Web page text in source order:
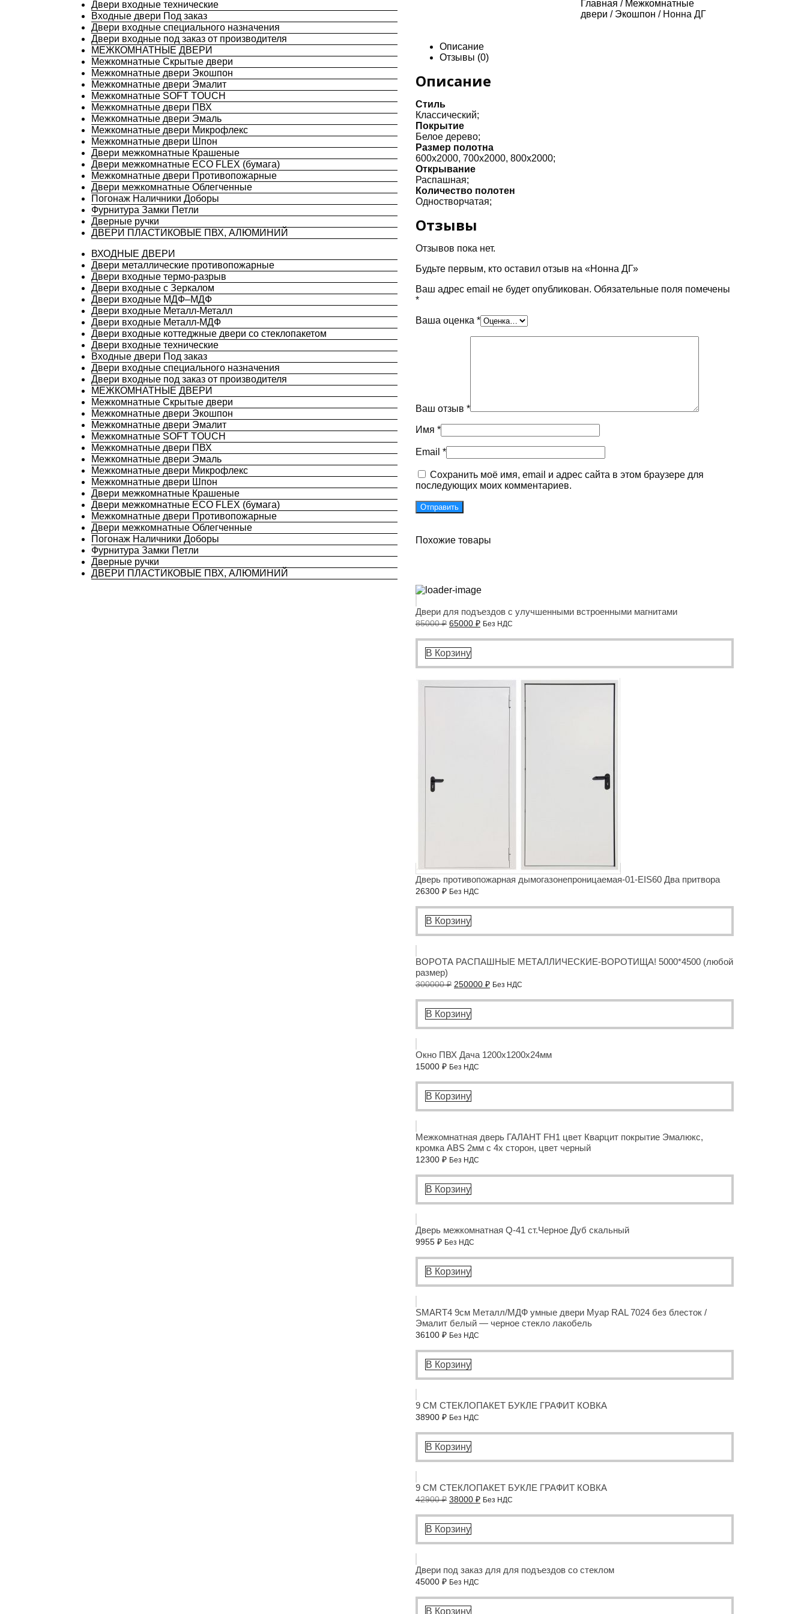
Двери входные технические
Входные двери Под заказ
Двери входные специального назначения
Двери входные под заказ от производителя
МЕЖКОМНАТНЫЕ ДВЕРИ
Межкомнатные Скрытые двери
Межкомнатные двери Экошпон
Межкомнатные двери Эмалит
Межкомнатные SOFT TOUCH
Межкомнатные двери ПВХ
Межкомнатные двери Эмаль
Межкомнатные двери Микрофлекс
Межкомнатные двери Шпон
Двери межкомнатные Крашеные
Двери межкомнатные ECO FLEX (бумага)
Межкомнатные двери Противопожарные
Двери межкомнатные Облегченные
Погонаж Наличники Доборы
Фурнитура Замки Петли
Дверные ручки
ДВЕРИ ПЛАСТИКОВЫЕ ПВХ, АЛЮМИНИЙ
ВХОДНЫЕ ДВЕРИ
Двери металлические противопожарные
Двери входные термо-разрыв
Двери входные с Зеркалом
Двери входные МДФ–МДФ
Двери входные Металл-Металл
Двери входные Металл-МДФ
Двери входные коттеджные двери со стеклопакетом
Двери входные технические
Входные двери Под заказ
Двери входные специального назначения
Двери входные под заказ от производителя
МЕЖКОМНАТНЫЕ ДВЕРИ
Межкомнатные Скрытые двери
Межкомнатные двери Экошпон
Межкомнатные двери Эмалит
Межкомнатные SOFT TOUCH
Межкомнатные двери ПВХ
Межкомнатные двери Эмаль
Межкомнатные двери Микрофлекс
Межкомнатные двери Шпон
Двери межкомнатные Крашеные
Двери межкомнатные ECO FLEX (бумага)
Межкомнатные двери Противопожарные
Двери межкомнатные Облегченные
Погонаж Наличники Доборы
Фурнитура Замки Петли
Дверные ручки
ДВЕРИ ПЛАСТИКОВЫЕ ПВХ, АЛЮМИНИЙ
Главная / Межкомнатные
двери / Экошпон / Нонна ДГ
Описание
Отзывы (0)
Описание
Стиль
Классический;
Покрытие
Белое дерево;
Размер полотна
600х2000, 700х2000, 800х2000;
Открывание
Распашная;
Количество полотен
Одностворчатая;
Отзывы
Отзывов пока нет.
Будьте первым, кто оставил отзыв на «Нонна ДГ»
Ваш адрес email не будет опубликован. Обязательные поля помечены
*
Ваша оценка *
Ваш отзыв *
Имя *
Email *
Сохранить моё имя, email и адрес сайта в этом браузере для
последующих моих комментариев.
Похожие товары
Двери для подъездов с улучшенными встроенными магнитами
85000₽ 65000 ₽ Без НДС
В Корзину
Дверь противопожарная дымогазонепроницаемая-01-EIS60 Два притвора
26300 ₽ Без НДС
В Корзину
ВОРОТА РАСПАШНЫЕ МЕТАЛЛИЧЕСКИЕ-ВОРОТИЩА! 5000*4500 (любой
размер)
300000₽ 250000 ₽ Без НДС
В Корзину
Окно ПВХ Дача 1200x1200x24мм
15000 ₽ Без НДС
В Корзину
Межкомнатная дверь ГАЛАНТ FH1 цвет Кварцит покрытие Эмалюкс,
кромка ABS 2мм с 4х сторон, цвет черный
12300 ₽ Без НДС
В Корзину
Дверь межкомнатная Q-41 ст.Черное Дуб скальный
9955 ₽ Без НДС
В Корзину
SMART4 9см Металл/МДФ умные двери Муар RAL 7024 без блесток /
Эмалит белый — черное стекло лакобель
36100 ₽ Без НДС
В Корзину
9 СМ СТЕКЛОПАКЕТ БУКЛЕ ГРАФИТ КОВКА
38900 ₽ Без НДС
В Корзину
9 СМ СТЕКЛОПАКЕТ БУКЛЕ ГРАФИТ КОВКА
42900₽ 38000 ₽ Без НДС
В Корзину
Двери под заказ для для подъездов со стеклом
45000 ₽ Без НДС
В Корзину